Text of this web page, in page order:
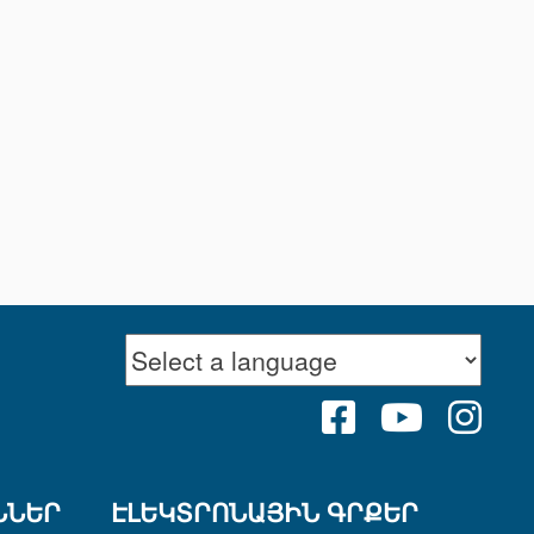
FACEBOOK
ԷԼԵԿՏՐՈՆԱՅԻՆ ԳՐՔԵՐ